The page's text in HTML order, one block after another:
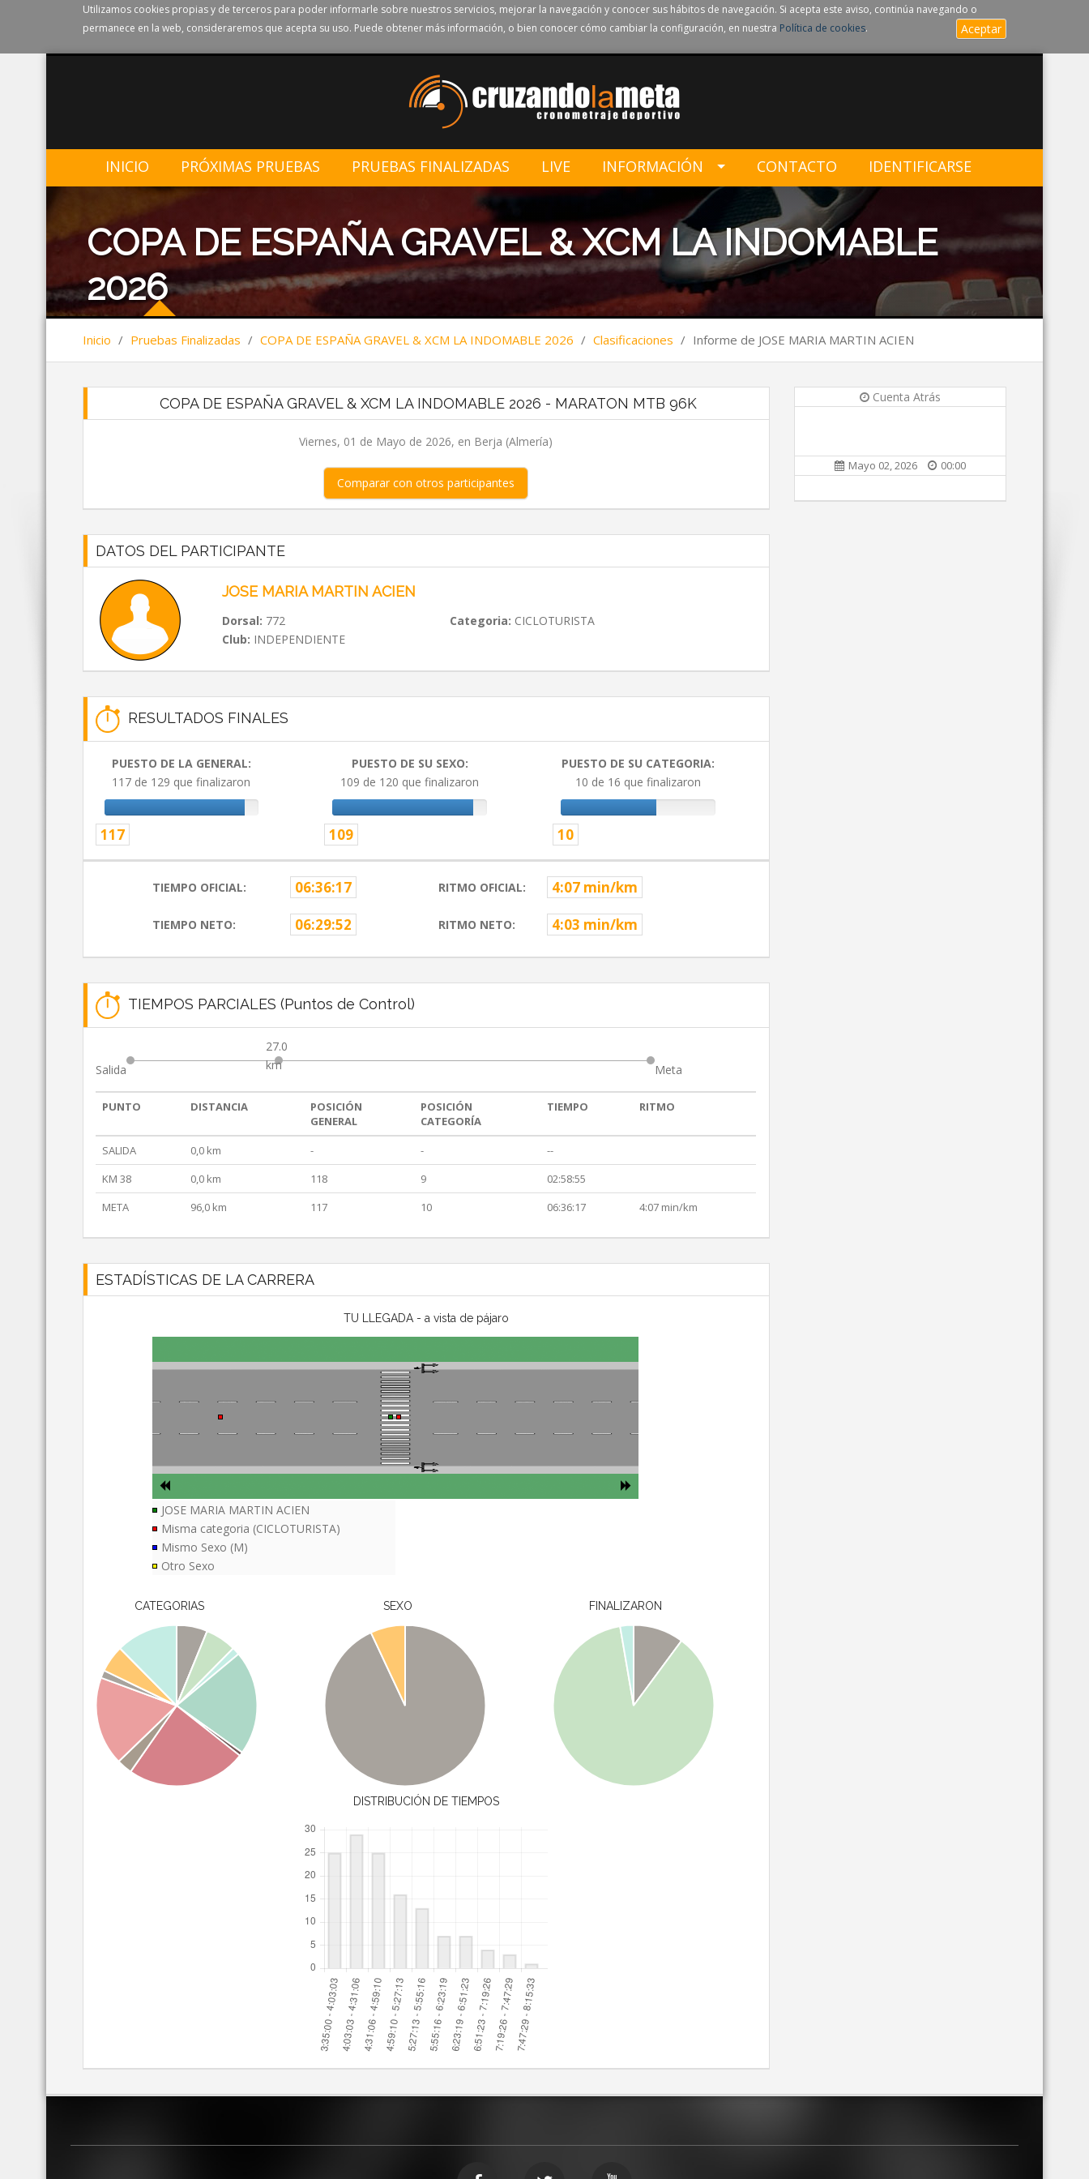
Utilizamos cookies propias y de terceros para poder informarle sobre nuestros servicios, mejorar la navegación y conocer sus hábitos de navegación. Si acepta este aviso, continúa navegando o
permanece en la web, consideraremos que acepta su uso. Puede obtener más información, o bien conocer cómo cambiar la configuración, en nuestra Política de cookies. Aceptar
INICIO PRÓXIMAS PRUEBAS PRUEBAS FINALIZADAS LIVE INFORMACIÓN CONTACTO IDENTIFICARSE
COPA DE ESPAÑA GRAVEL & XCM LA INDOMABLE
2026
Inicio / Pruebas Finalizadas / COPA DE ESPAÑA GRAVEL & XCM LA INDOMABLE 2026 / Clasificaciones / Informe de JOSE MARIA MARTIN ACIEN
COPA DE ESPAÑA GRAVEL & XCM LA INDOMABLE 2026 - MARATON MTB 96K
Viernes, 01 de Mayo de 2026, en Berja (Almería)
Comparar con otros participantes
DATOS DEL PARTICIPANTE
JOSE MARIA MARTIN ACIEN
Dorsal: 772 Categoria: CICLOTURISTA
Club: INDEPENDIENTE
RESULTADOS FINALES
PUESTO DE LA GENERAL:
117 de 129 que finalizaron
117
PUESTO DE SU SEXO:
109 de 120 que finalizaron
109
PUESTO DE SU CATEGORIA:
10 de 16 que finalizaron
10
TIEMPO OFICIAL: 06:36:17 RITMO OFICIAL: 4:07 min/km
TIEMPO NETO: 06:29:52 RITMO NETO: 4:03 min/km
TIEMPOS PARCIALES (Puntos de Control)
Salida
27.0
km
Meta
PUNTO DISTANCIA
POSICIÓN
GENERAL
POSICIÓN
CATEGORÍA
TIEMPO RITMO
SALIDA 0,0 km - -
--
KM 38
0,0 km 118 9
02:58:55
META
96,0 km 117 10 06:36:17 4:07 min/km
ESTADÍSTICAS DE LA CARRERA
TU LLEGADA - a vista de pájaro
JOSE MARIA MARTIN ACIEN
Misma categoria (CICLOTURISTA)
Mismo Sexo (M)
Otro Sexo
CATEGORIAS SEXO FINALIZARON
DISTRIBUCIÓN DE TIEMPOS
Cuenta Atrás
Mayo 02, 2026 00:00